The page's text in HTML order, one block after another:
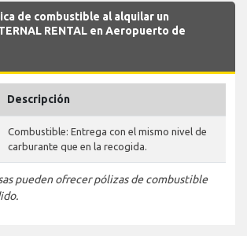
de combustible al alquilar un
RENTAL en Aeropuerto de
Descripción
Combustible: Entrega con el mismo nivel de
carburante que en la recogida.
pueden ofrecer pólizas de combustible